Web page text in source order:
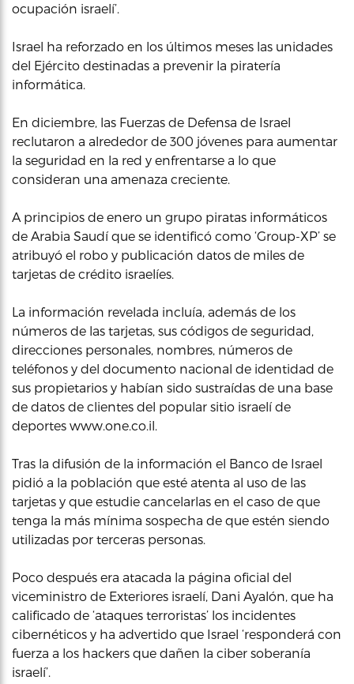
ocupación israelí’.
Israel ha reforzado en los últimos meses las unidades
del Ejército destinadas a prevenir la piratería
informática.
En diciembre, las Fuerzas de Defensa de Israel
reclutaron a alrededor de 300 jóvenes para aumentar
la seguridad en la red y enfrentarse a lo que
consideran una amenaza creciente.
A principios de enero un grupo piratas informáticos
de Arabia Saudí que se identificó como ‘Group-XP’ se
atribuyó el robo y publicación datos de miles de
tarjetas de crédito israelíes.
La información revelada incluía, además de los
números de las tarjetas, sus códigos de seguridad,
direcciones personales, nombres, números de
teléfonos y del documento nacional de identidad de
sus propietarios y habían sido sustraídas de una base
de datos de clientes del popular sitio israelí de
deportes www.one.co.il.
Tras la difusión de la información el Banco de Israel
pidió a la población que esté atenta al uso de las
tarjetas y que estudie cancelarlas en el caso de que
tenga la más mínima sospecha de que estén siendo
utilizadas por terceras personas.
Poco después era atacada la página oficial del
viceministro de Exteriores israelí, Dani Ayalón, que ha
calificado de ‘ataques terroristas’ los incidentes
cibernéticos y ha advertido que Israel ‘responderá con
fuerza a los hackers que dañen la ciber soberanía
israelí’.